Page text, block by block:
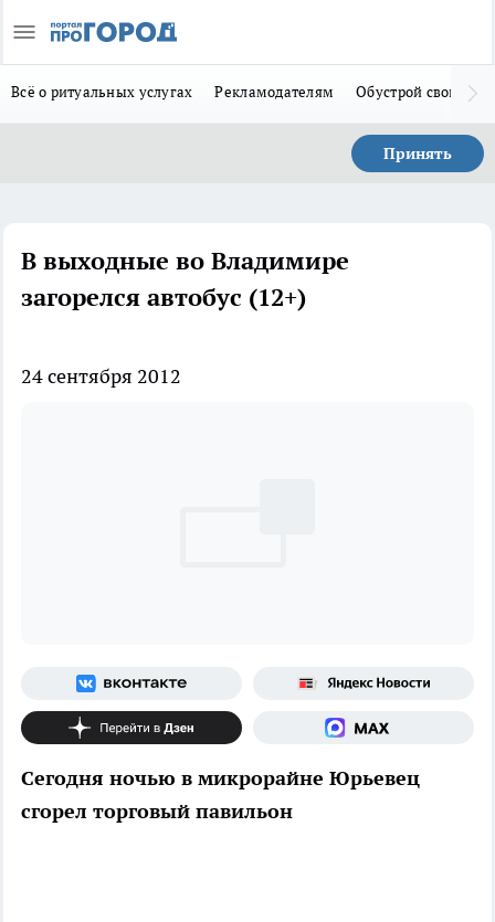
Всё о ритуальных услугах Рекламодателям Обустрой свой дом
Принять
В выходные во Владимире
загорелся автобус (12+)
24 сентября 2012
Сегодня ночью в микрорайне Юрьевец
сгорел торговый павильон